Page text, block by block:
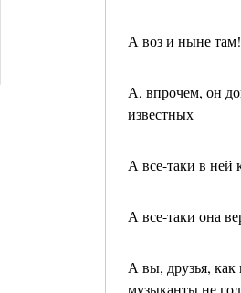
А воз и ныне там!
А, впрочем, он
известных
А все-таки в ней
А все-таки она
А вы, друзья, как
музыканты не